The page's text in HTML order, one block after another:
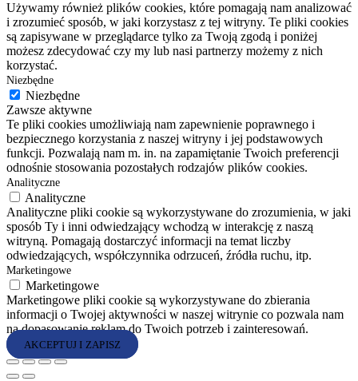
Używamy również plików cookies, które pomagają nam analizować
i zrozumieć sposób, w jaki korzystasz z tej witryny. Te pliki cookies
są zapisywane w przeglądarce tylko za Twoją zgodą i poniżej
możesz zdecydować czy my lub nasi partnerzy możemy z nich
korzystać.
Niezbędne
Niezbędne
Zawsze aktywne
Te pliki cookies umożliwiają nam zapewnienie poprawnego i
bezpiecznego korzystania z naszej witryny i jej podstawowych
funkcji. Pozwalają nam m. in. na zapamiętanie Twoich preferencji
odnośnie stosowania pozostałych rodzajów plików cookies.
Analityczne
Analityczne
Analityczne pliki cookie są wykorzystywane do zrozumienia, w jaki
sposób Ty i inni odwiedzający wchodzą w interakcję z naszą
witryną. Pomagają dostarczyć informacji na temat liczby
odwiedzających, współczynnika odrzuceń, źródła ruchu, itp.
Marketingowe
Marketingowe
Marketingowe pliki cookie są wykorzystywane do zbierania
informacji o Twojej aktywności w naszej witrynie co pozwala nam
na dopasowanie reklam do Twoich potrzeb i zainteresowań.
AKCEPTUJ I ZAPISZ